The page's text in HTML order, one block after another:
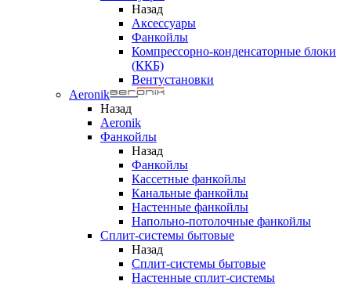
Назад
Аксессуары
Фанкойлы
Компрессорно-конденсаторные блоки
(ККБ)
Вентустановки
Aeronik
Назад
Aeronik
Фанкойлы
Назад
Фанкойлы
Кассетные фанкойлы
Канальные фанкойлы
Настенные фанкойлы
Напольно-потолочные фанкойлы
Сплит-системы бытовые
Назад
Сплит-системы бытовые
Настенные сплит-системы